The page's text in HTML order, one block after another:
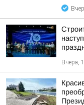
Вчера,